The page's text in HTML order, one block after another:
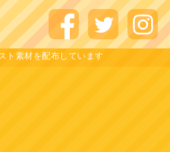
ト素材を配布しています